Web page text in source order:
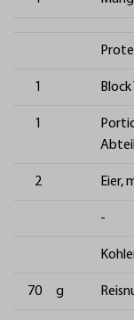
1
1
2 Eier,
-
70 g